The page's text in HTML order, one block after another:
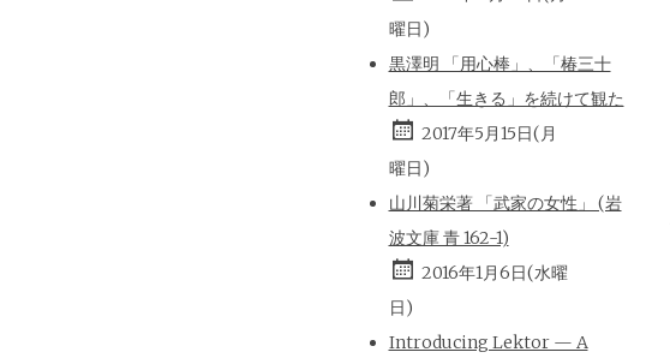
曜日)
黒澤明 「用心棒」、「椿三十
郎」、「生きる」を続けて観た
2017年5月15日(月
曜日)
山川菊栄著 「武家の女性」 (岩
波文庫 青 162-1)
2016年1月6日(水曜
日)
Introducing Lektor — A